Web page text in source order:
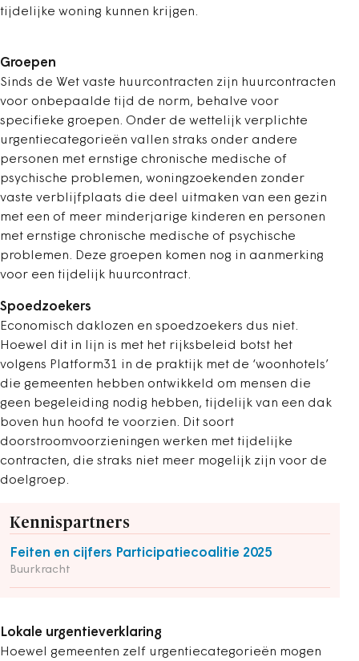
tijdelijke woning kunnen krijgen.
Groepen
Sinds de Wet vaste huurcontracten zijn huurcontracten
voor onbepaalde tijd de norm, behalve voor
specifieke groepen. Onder de wettelijk verplichte
urgentiecategorieën vallen straks onder andere
personen met ernstige chronische medische of
psychische problemen, woningzoekenden zonder
vaste verblijfplaats die deel uitmaken van een gezin
met een of meer minderjarige kinderen en personen
met ernstige chronische medische of psychische
problemen. Deze groepen komen nog in aanmerking
voor een tijdelijk huurcontract.
Spoedzoekers
Economisch daklozen en spoedzoekers dus niet.
Hoewel dit in lijn is met het rijksbeleid botst het
volgens Platform31 in de praktijk met de ‘woonhotels’
die gemeenten hebben ontwikkeld om mensen die
geen begeleiding nodig hebben, tijdelijk van een dak
boven hun hoofd te voorzien. Dit soort
doorstroomvoorzieningen werken met tijdelijke
contracten, die straks niet meer mogelijk zijn voor de
doelgroep.
Kennispartners
Feiten en cijfers Participatiecoalitie 2025
Buurkracht
Lokale urgentieverklaring
Hoewel gemeenten zelf urgentiecategorieën mogen